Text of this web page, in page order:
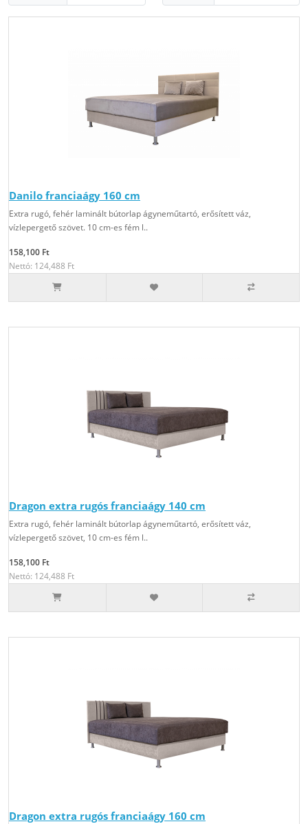
Danilo franciaágy 160 cm
Extra rugó, fehér laminált bútorlap ágyneműtartó, erősített váz,
vízlepergető szövet. 10 cm-es fém l..
158,100 Ft
Nettó: 124,488 Ft
Dragon extra rugós franciaágy 140 cm
Extra rugó, fehér laminált bútorlap ágyneműtartó, erősített váz,
vízlepergető szövet, 10 cm-es fém l..
158,100 Ft
Nettó: 124,488 Ft
Dragon extra rugós franciaágy 160 cm